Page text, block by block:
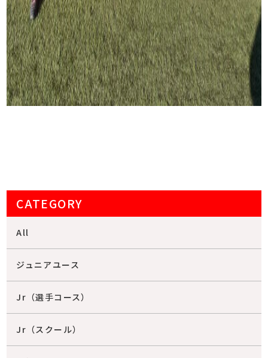
CATEGORY
All
ジュニアユース
Jr（選手コース）
Jr（スクール）